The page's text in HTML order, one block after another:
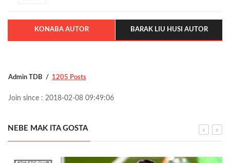
KONABA AUTOR BARAK LIU HUSI AUTOR
Admin TDB 1205 Posts
Join since : 2018-02-08 09:49:06
NEBE MAK ITA GOSTA